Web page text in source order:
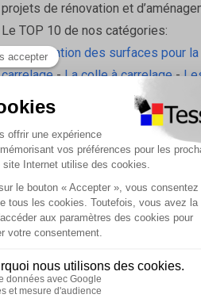
projets de rénovation et
Le TOP 10 de nos catégories:
La préparation des surfaces pour
carrelage-La colle à carrelage-
pavilift
Le carrelage sol intérieur
-
Les accessoires d'isolation
-
Les tablettes de douche